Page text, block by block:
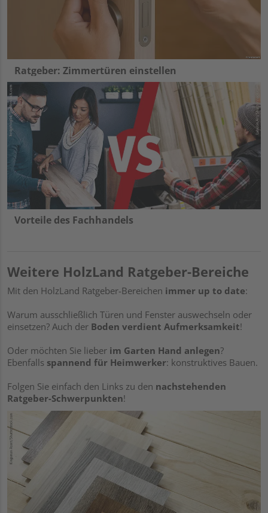
Ratgeber: Zimmertüren einstellen
Vorteile des Fachhandels
Weitere HolzLand Ratgeber-Bereiche
Mit den HolzLand Ratgeber-Bereichen immer up to date:
Warum ausschließlich Türen und Fenster auswechseln oder
einsetzen? Auch der Boden verdient Aufmerksamkeit!
Oder möchten Sie lieber im Garten Hand anlegen?
Ebenfalls spannend für Heimwerker: konstruktives Bauen.
Folgen Sie einfach den Links zu den nachstehenden
Ratgeber-Schwerpunkten!